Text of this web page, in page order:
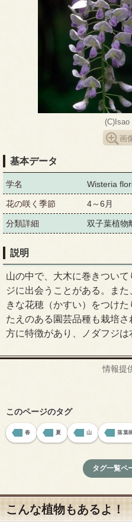
(C)Isao
画
基本データ
学名 Wisteria
花の咲く季節 4～6月
分類詳細 双子葉植物
説明
山の中で、大木に巻きつい
ジに出会うことがある。ま
きな花穂（かすい）をつけ
たえのある園芸品種も栽培
方に特徴があり、ノダフジは
情報提
このページのタグ
春 夏 山 落葉
タグ一覧ペ
こんな植物もあるよ！